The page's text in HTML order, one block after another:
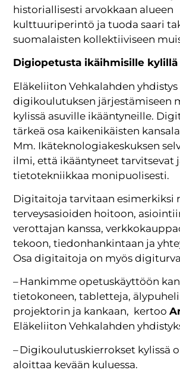
historiallisesti arvokkaan alueen
kulttuuriperintö ja tuoda saari
suomalaisten kollektiiviseen
Digiopetusta ikäihmisille kylillä
Eläkeliiton Vehkalahden yhdistys
digikoulutuksen järjestämiseen
kylissä asuville ikääntyneille.
tärkeä osa kaikenikäisten
Mm. Ikäteknologiakeskuksen
ilmi, että ikääntyneet tarvitsevat
tietotekniikkaa monipuolisesti.
Digitaitoja tarvitaan esimerkiksi
terveysasioiden hoitoon,
verottajan kanssa,
tekoon, tiedonhankintaan ja
Osa digitaitoja on myös
– Hankimme opetuskäyttöön
tietokoneen, tabletteja,
projektorin ja kankaan, kertoo
Eläkeliiton Vehkalahden
– Digikoulutuskierrokset kylissä
aloittaa kevään kuluessa.